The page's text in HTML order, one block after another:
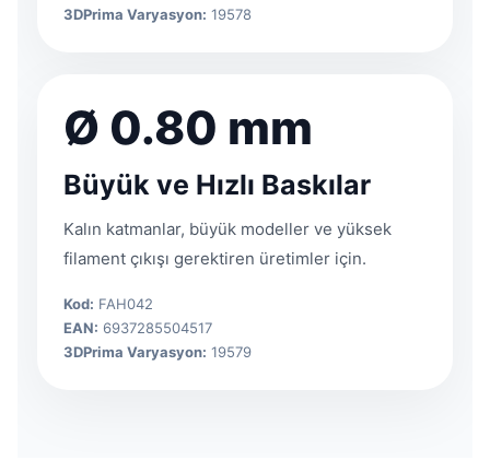
3DPrima Varyasyon: 19578
Ø 0.80 mm
Büyük ve Hızlı Baskılar
Kalın katmanlar, büyük modeller ve yüksek
filament çıkışı gerektiren üretimler için.
Kod: FAH042
EAN: 6937285504517
3DPrima Varyasyon: 19579